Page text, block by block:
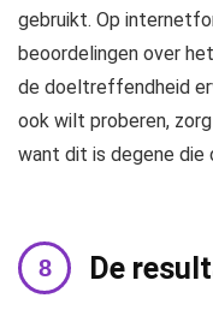
gebruikt. Op
beoordelingen over
de doeltreffendheid
ook wilt proberen,
want dit is degene
De